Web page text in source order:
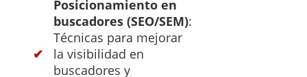
Posicionamiento en
buscadores (SEO/SEM):
Técnicas para mejorar
la visibilidad en
buscadores y